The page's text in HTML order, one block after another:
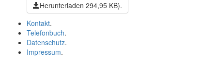
Herunterladen 294,95 KB).
Kontakt.
Telefonbuch.
Datenschutz.
Impressum.